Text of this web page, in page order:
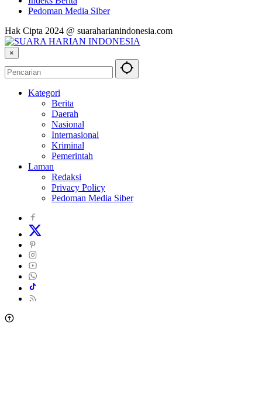
Pedoman Media Siber
Hak Cipta 2024 @ suaraharianindonesia.com
×
Kategori
Berita
Daerah
Nasional
Internasional
Kriminal
Pemerintah
Laman
Redaksi
Privacy Policy
Pedoman Media Siber